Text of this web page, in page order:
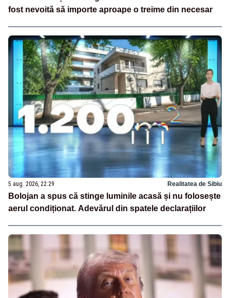
fost nevoită să importe aproape o treime din necesar
5 aug. 2026, 22:29 Realitatea de Sibiu
Bolojan a spus că stinge luminile acasă și nu folosește
aerul condiționat. Adevărul din spatele declarațiilor